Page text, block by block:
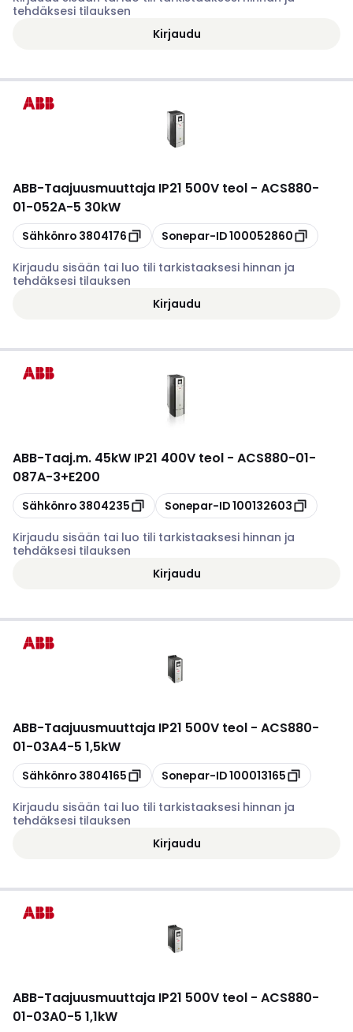
tehdäksesi tilauksen
Kirjaudu
ABB-Taajuusmuuttaja IP21 500V teol - ACS880-
01-052A-5 30kW
Kopioi
Sähkönro 3804176 Kopioi
Sonepar-ID100052860
Kirjaudu sisään tai luo tili tarkistaaksesi hinnan ja
tehdäksesi tilauksen
Kirjaudu
ABB-Taaj.m. 45kW IP21 400V teol - ACS880-01-
087A-3+E200
Kopioi
Sähkönro 3804235 Kopioi
Sonepar-ID100132603
Kirjaudu sisään tai luo tili tarkistaaksesi hinnan ja
tehdäksesi tilauksen
Kirjaudu
ABB-Taajuusmuuttaja IP21 500V teol - ACS880-
01-03A4-5 1,5kW
Kopioi
Sähkönro 3804165 Kopioi
Sonepar-ID100013165
Kirjaudu sisään tai luo tili tarkistaaksesi hinnan ja
tehdäksesi tilauksen
Kirjaudu
ABB-Taajuusmuuttaja IP21 500V teol - ACS880-
01-03A0-5 1,1kW